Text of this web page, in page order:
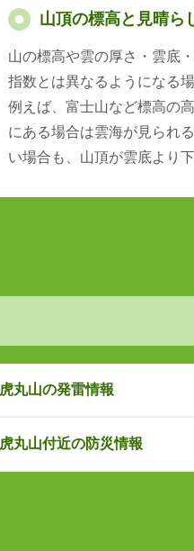
山頂の標高と見晴ら
山の標高や雲の厚さ・雲底
指数とは異なるようになる
例えば、富士山など標高の
にある場合は雲海が見られ
い場合も、山頂が雲底より
虎丸山の発雷情報
虎丸山付近の防災情報